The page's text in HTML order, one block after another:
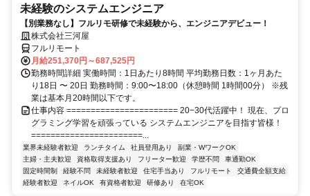
未経験のシステムエンジニア
【別業務なし】フルリモ研修で未経験から、エンジニアデビュー！
株式会社三河屋
フルリモート
月給251,370円～687,525円
勤務時間詳細 実働時間：1日あたり8時間 平均勤務日数：1ヶ月あた
り18日 〜 20日 勤務時間：9:00〜18:00（休憩時間 1時間00分） ※残
業は基本月20時間以下です。
仕事内容 ======================= 20−30代活躍中！ 現在、プロ
グラミング学習を頑張っている システムエンジニアを目指す皆様！
=======================...
業界未経験者歓迎 ランチタイム 社員登用あり
副業・WワークOK
主婦・主夫歓迎
資格取得支援あり フリーター歓迎 学歴不問
車通勤OK
固定時間制
経験不問 未経験者歓迎 住宅手当あり フルリモート
交通費全額支給
経験者歓迎
ネイルOK 有資格者歓迎 研修あり 在宅OK